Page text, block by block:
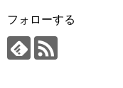
フォローする